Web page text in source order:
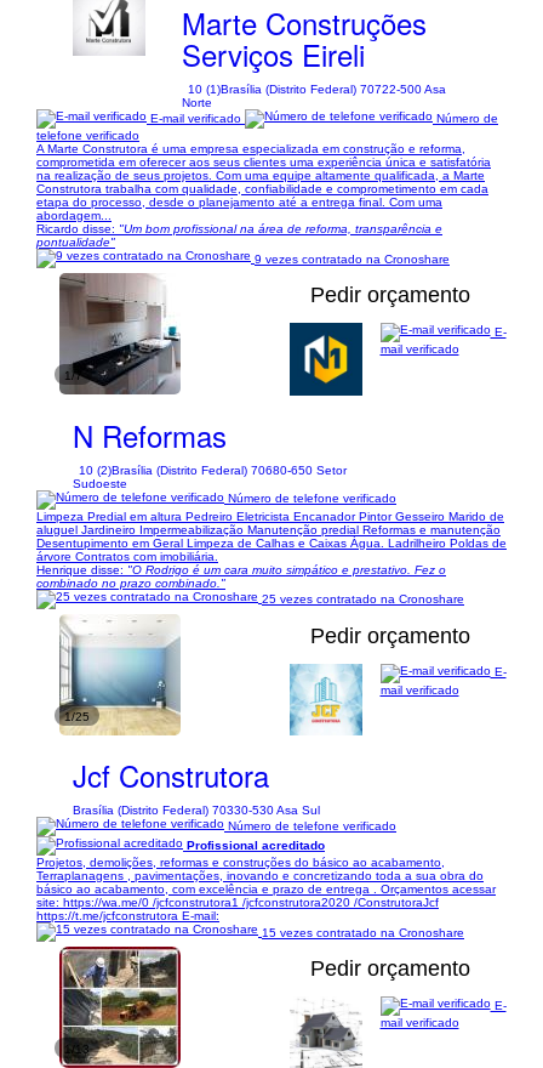
Marte Construções
Serviços Eireli
10 (1)Brasília (Distrito Federal) 70722-500 Asa
Norte
E-mail verificado
Número de
telefone verificado
A Marte Construtora é uma empresa especializada em construção e reforma,
comprometida em oferecer aos seus clientes uma experiência única e satisfatória
na realização de seus projetos. Com uma equipe altamente qualificada, a Marte
Construtora trabalha com qualidade, confiabilidade e comprometimento em cada
etapa do processo, desde o planejamento até a entrega final. Com uma
abordagem...
Ricardo disse: "Um bom profissional na área de reforma, transparência e
pontualidade"
9 vezes contratado na Cronoshare
1/7
Pedir orçamento
N Reformas
10 (2)Brasília (Distrito Federal) 70680-650 Setor
Sudoeste
E-
mail verificado
Número de telefone verificado
Limpeza Predial em altura Pedreiro Eletricista Encanador Pintor Gesseiro Marido de
aluguel Jardineiro Impermeabilização Manutenção predial Reformas e manutenção
Desentupimento em Geral Limpeza de Calhas e Caixas Água. Ladrilheiro Poldas de
árvore Contratos com imobiliária.
Henrique disse: "O Rodrigo é um cara muito simpático e prestativo. Fez o
combinado no prazo combinado."
25 vezes contratado na Cronoshare
1/25
Pedir orçamento
Jcf Construtora
Brasília (Distrito Federal) 70330-530 Asa Sul
E-
mail verificado
Número de telefone verificado
Profissional acreditado
Projetos, demolições, reformas e construções do básico ao acabamento,
Terraplanagens , pavimentações, inovando e concretizando toda a sua obra do
básico ao acabamento, com excelência e prazo de entrega . Orçamentos acessar
site: https://wa.me/0 /jcfconstrutora1 /jcfconstrutora2020 /ConstrutoraJcf
https://t.me/jcfconstrutora E-mail:
15 vezes contratado na Cronoshare
1/13
Pedir orçamento
E-
mail verificado